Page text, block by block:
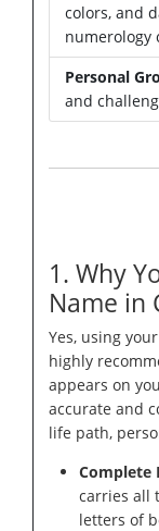
colors, and
numerology
Personal
and
1. Why
Name in
Yes, using
highly
appears on
accurate and
life path,
Complete
carries all
letters of